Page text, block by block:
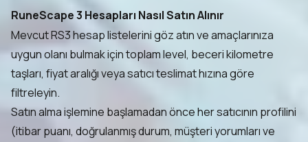
RuneScape 3 Hesapları Nasıl Satın Alınır
Mevcut RS3 hesap listelerini göz atın ve amaçlarınıza
uygun olanı bulmak için toplam level, beceri kilometre
taşları, fiyat aralığı veya satıcı teslimat hızına göre
filtreleyin.
Satın alma işlemine başlamadan önce her satıcının profilini
(itibar puanı, doğrulanmış durum, müşteri yorumları ve